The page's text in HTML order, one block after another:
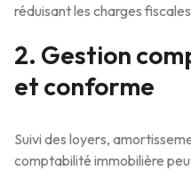
réduisant les charges
2. Gestion
et conforme
Suivi des loyers,
comptabilité immobilière